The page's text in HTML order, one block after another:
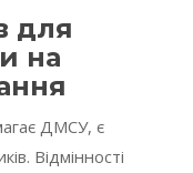
для
на
ДМСУ, є
Відмінності